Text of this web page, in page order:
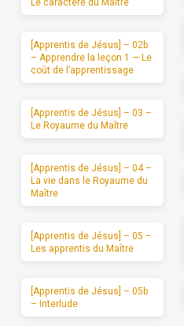
Le caractère du Maître
[Apprentis de Jésus] – 02b
– Apprendre la leçon 1 — Le
coût de l’apprentissage
[Apprentis de Jésus] – 03 –
Le Royaume du Maître
[Apprentis de Jésus] – 04 –
La vie dans le Royaume du
Maître
[Apprentis de Jésus] – 05 –
Les apprentis du Maître
[Apprentis de Jésus] – 05b
– Interlude